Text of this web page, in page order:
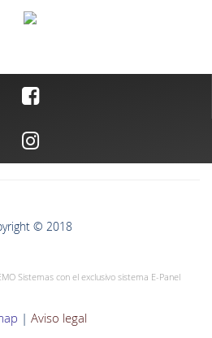
© 2018
Sistemas con el exclusivo sistema E-Panel
| Aviso legal